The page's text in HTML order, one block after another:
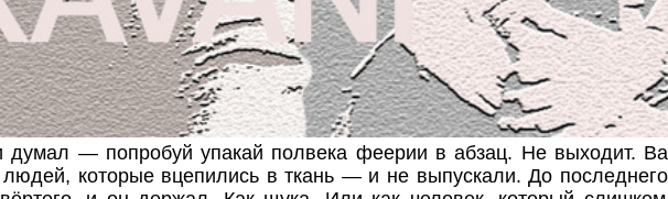
думал — попробуй упакай полвека феерии в абзац. Не выходит.
которые вцепились в ткань — и не выпускали. До